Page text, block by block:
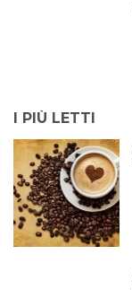
I PIÙ LETTI